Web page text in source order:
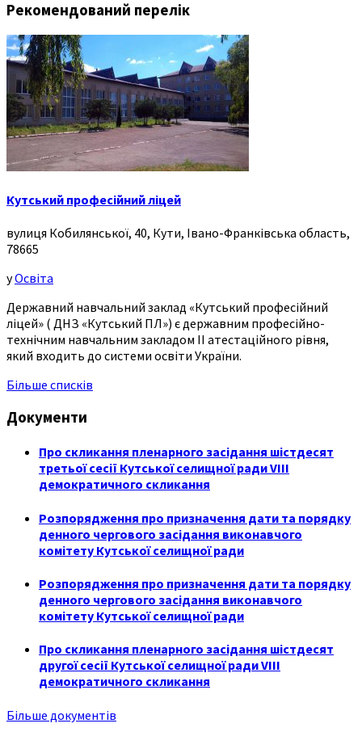
Рекомендований перелік
Кутський професійний ліцей
вулиця Кобилянської, 40, Кути, Івано-Франківська область,
78665
уОсвіта
Державний навчальний заклад «Кутський професійний
ліцей» ( ДНЗ «Кутський ПЛ») є державним професійно-
технічним навчальним закладом ІІ атестаційного рівня,
який входить до системи освіти України.
Більше списків
Документи
Про скликання пленарного засідання шістдесят
третьої сесії Кутської селищної ради VIII
демократичного скликання
Розпорядження про призначення дати та порядку
денного чергового засідання виконавчого
комітету Кутської селищної ради
Розпорядження про призначення дати та порядку
денного чергового засідання виконавчого
комітету Кутської селищної ради
Про скликання пленарного засідання шістдесят
другої сесії Кутської селищної ради VIII
демократичного скликання
Більше документів